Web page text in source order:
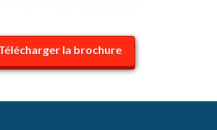
la brochure